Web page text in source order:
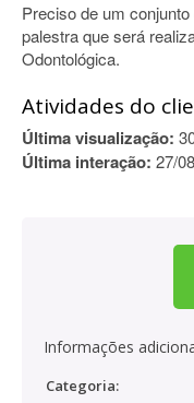
Preciso de um
palestra que será
Odontológica.
Atividades do
Última visualização:
Última interação: 27/
Informações
Categoria: